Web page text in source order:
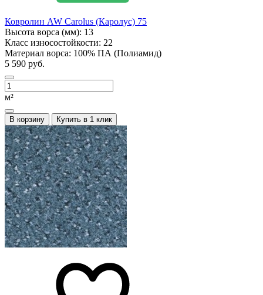
Ковролин AW Carolus (Каролус) 75
Высота ворса (мм): 13
Класс износостойкости: 22
Материал ворса: 100% ПА (Полиамид)
5 590 руб.
м²
В корзину Купить в 1 клик